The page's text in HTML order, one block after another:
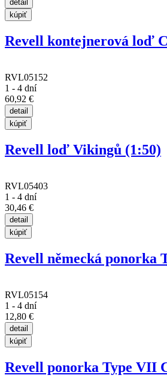
Revell kontejnerová loď
RVL05152
1 - 4 dní
60,92 €
Revell loď Vikingů (1:50)
RVL05403
1 - 4 dní
30,46 €
Revell německá ponorka
RVL05154
1 - 4 dní
12,80 €
Revell ponorka Type VII